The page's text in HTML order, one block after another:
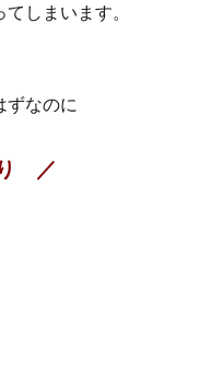
しまいます。
ずなのに
／